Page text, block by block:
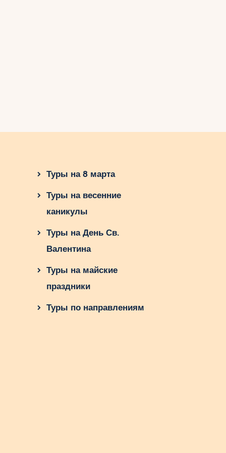
Туры на 8 марта
Туры на весенние
каникулы
Туры на День Св.
Валентина
Туры на майские
праздники
Туры по направлениям